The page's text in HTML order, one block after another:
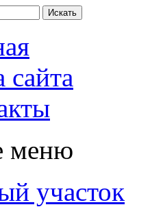
сайта
меню
участок